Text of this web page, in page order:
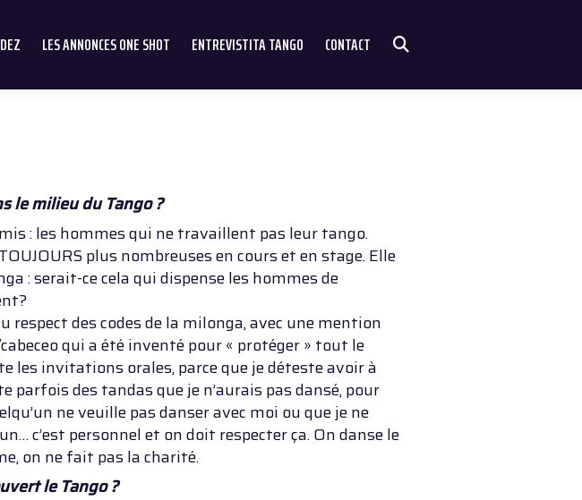
LES ANNONCES ONE SHOT ENTREVISTITA TANGO CONTACT
le milieu du Tango ?
: les hommes qui ne travaillent pas leur tango.
plus nombreuses en cours et en stage. Elle
: serait-ce cela qui dispense les hommes de
respect des codes de la milonga, avec une mention
qui a été inventé pour « protéger » tout le
les invitations orales, parce que je déteste avoir à
parfois des tandas que je n’aurais pas dansé, pour
ne veuille pas danser avec moi ou que je ne
c’est personnel et on doit respecter ça. On danse le
on ne fait pas la charité.
le Tango ?